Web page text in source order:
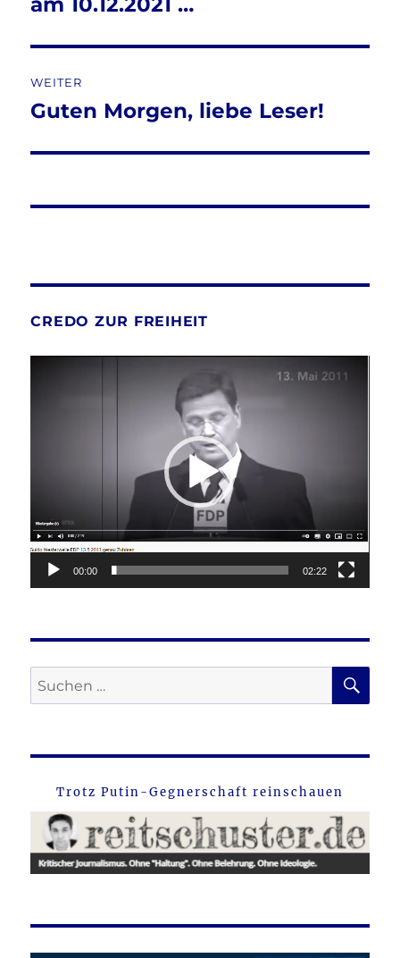
WEITER
Nächster
Guten Morgen, liebe Leser!
CREDO ZUR FREIHEIT
00:00 02:22
Suche
nach:
Trotz Putin-Gegnerschaft reinschauen